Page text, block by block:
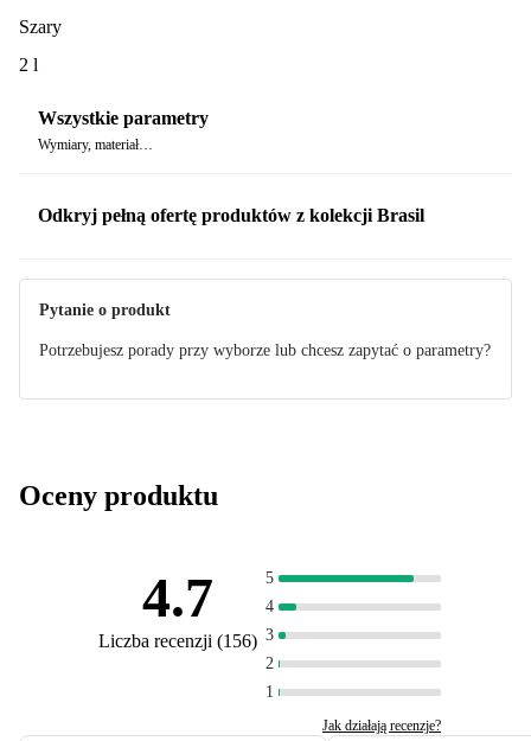
Szary
2 l
Wszystkie parametry
Wymiary, materiał…
Odkryj pełną ofertę produktów z kolekcji Brasil
Pytanie o produkt
Potrzebujesz porady przy wyborze lub chcesz zapytać o parametry?
Oceny produktu
4.7
Liczba recenzji (156)
5
4
3
2
1
Jak działają recenzje?